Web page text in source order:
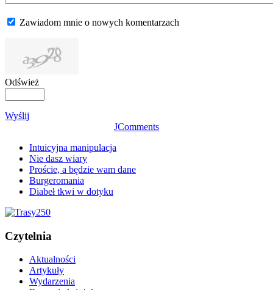
Zawiadom mnie o nowych komentarzach
Odśwież
Wyślij
JComments
Intuicyjna manipulacja
Nie dasz wiary
Proście, a będzie wam dane
Burgeromania
Diabeł tkwi w dotyku
Czytelnia
Aktualności
Artykuły
Wydarzenia